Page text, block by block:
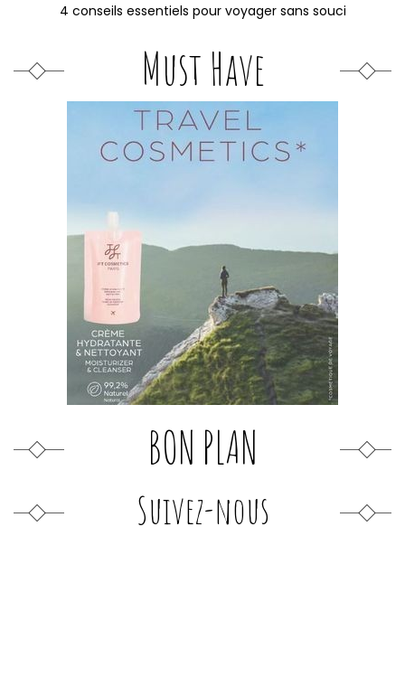
4 conseils essentiels pour voyager sans souci
Must Have
BON PLAN
Suivez-nous